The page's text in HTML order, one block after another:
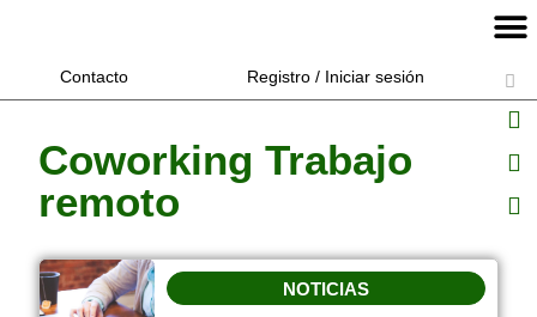
Contacto Registro / Iniciar sesión
Coworking Trabajo
remoto
NOTICIAS